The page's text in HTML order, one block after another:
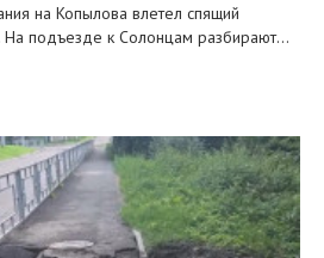
на Копылова влетел спящий
На подъезде к Солонцам разбирают…